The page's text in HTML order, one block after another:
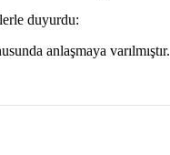
duyurdu:
anlaşmaya varılmıştır.